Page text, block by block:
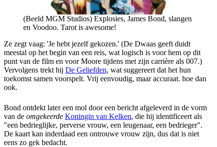
(Beeld MGM Studios) Explosies, James Bond, slangen
en Voodoo. Tarot is awesome!
Ze zegt vaag: 'Je hebt jezelf gekozen.' (De Dwaas geeft duidt
meestal op het begin van een reis, wat logisch is voor hem op dit
punt van de film en voor Moore tijdens met zijn carrière als 007.)
Vervolgens trekt hij De Geliefden, wat suggereert dat het hun
toekomst samen voorspelt. Vrij eenvoudig, maar accuraat. hoe dan
ook.
Bond ontdekt later een mol door een bericht afgeleverd in de vorm
van de omgekeerde Koningin van Kelken, die hij identificeert als
"een bedrieglijke, perverse vrouw, een leugenaar, een bedrieger".
De kaart kan inderdaad een ontrouwe vrouw zijn, dus dat is niet
eens zo gek bedacht.